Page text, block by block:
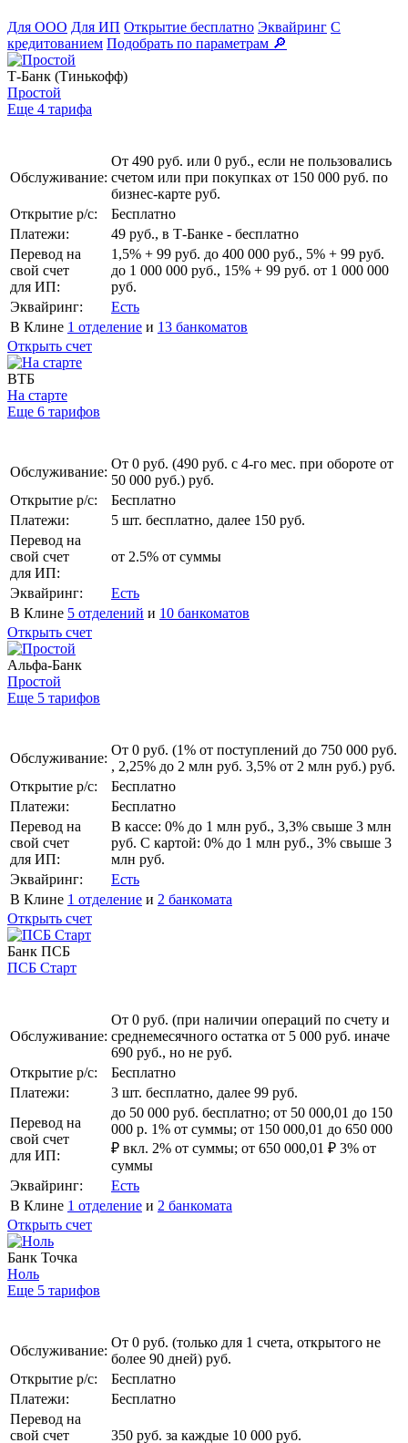
Для ООО Для ИП Открытие бесплатно Эквайринг С
кредитованием Подобрать по параметрам 🔎
Т-Банк (Тинькофф)
Простой
Еще 4 тарифа
Обслуживание:
От 490 руб. или 0 руб., если не пользовались
счетом или при покупках от 150 000 руб. по
бизнес-карте руб.
Открытие р/с:
Бесплатно
Платежи:
49 руб., в Т‑Банке - бесплатно
Перевод на
свой счет
для ИП:
1,5% + 99 руб. до 400 000 руб., 5% + 99 руб.
до 1 000 000 руб., 15% + 99 руб. от 1 000 000
руб.
Эквайринг:
Есть
В Клине 1 отделение и 13 банкоматов
Открыть счет
ВТБ
На старте
Еще 6 тарифов
Обслуживание:
От 0 руб. (490 руб. с 4-го мес. при обороте от
50 000 руб.) руб.
Открытие р/с:
Бесплатно
Платежи:
5 шт. бесплатно, далее 150 руб.
Перевод на
свой счет
для ИП:
от 2.5% от суммы
Эквайринг:
Есть
В Клине 5 отделений и 10 банкоматов
Открыть счет
Альфа-Банк
Простой
Еще 5 тарифов
Обслуживание:
От 0 руб. (1% от поступлений до 750 000 руб.
, 2,25% до 2 млн руб. 3,5% от 2 млн руб.) руб.
Открытие р/с:
Бесплатно
Платежи:
Бесплатно
Перевод на
свой счет
для ИП:
В кассе: 0% до 1 млн руб., 3,3% свыше 3 млн
руб. С картой: 0% до 1 млн руб., 3% свыше 3
млн руб.
Эквайринг:
Есть
В Клине 1 отделение и 2 банкомата
Открыть счет
Банк ПСБ
ПСБ Старт
Обслуживание:
От 0 руб. (при наличии операций по счету и
среднемесячного остатка от 5 000 руб. иначе
690 руб., но не руб.
Открытие р/с:
Бесплатно
Платежи:
3 шт. бесплатно, далее 99 руб.
Перевод на
свой счет
для ИП:
до 50 000 руб. бесплатно; от 50 000,01 до 150
000 р. 1% от суммы; от 150 000,01 до 650 000
₽ вкл. 2% от суммы; от 650 000,01 ₽ 3% от
суммы
Эквайринг:
Есть
В Клине 1 отделение и 2 банкомата
Открыть счет
Банк Точка
Ноль
Еще 5 тарифов
Обслуживание:
От 0 руб. (только для 1 счета, открытого не
более 90 дней) руб.
Открытие р/с:
Бесплатно
Платежи:
Бесплатно
Перевод на
свой счет
350 руб. за каждые 10 000 руб.